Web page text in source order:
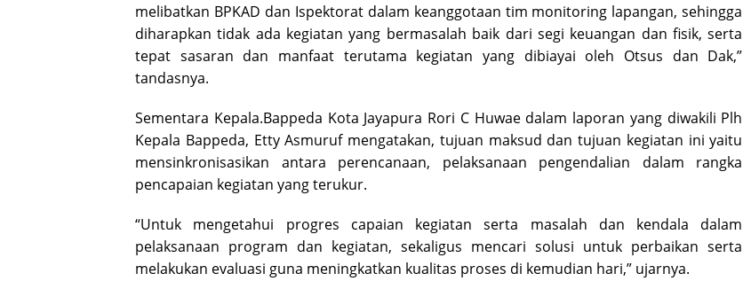
melibatkan BPKAD dan Ispektorat dalam keanggotaan tim monitoring lapangan, sehingga
diharapkan tidak ada kegiatan yang bermasalah baik dari segi keuangan dan fisik, serta
tepat sasaran dan manfaat terutama kegiatan yang dibiayai oleh Otsus dan Dak,”
tandasnya.
Sementara Kepala.Bappeda Kota Jayapura Rori C Huwae dalam laporan yang diwakili Plh
Kepala Bappeda, Etty Asmuruf mengatakan, tujuan maksud dan tujuan kegiatan ini yaitu
mensinkronisasikan antara perencanaan, pelaksanaan pengendalian dalam rangka
pencapaian kegiatan yang terukur.
“Untuk mengetahui progres capaian kegiatan serta masalah dan kendala dalam
pelaksanaan program dan kegiatan, sekaligus mencari solusi untuk perbaikan serta
melakukan evaluasi guna meningkatkan kualitas proses di kemudian hari,” ujarnya.